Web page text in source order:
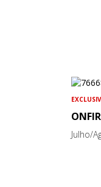
Julho/